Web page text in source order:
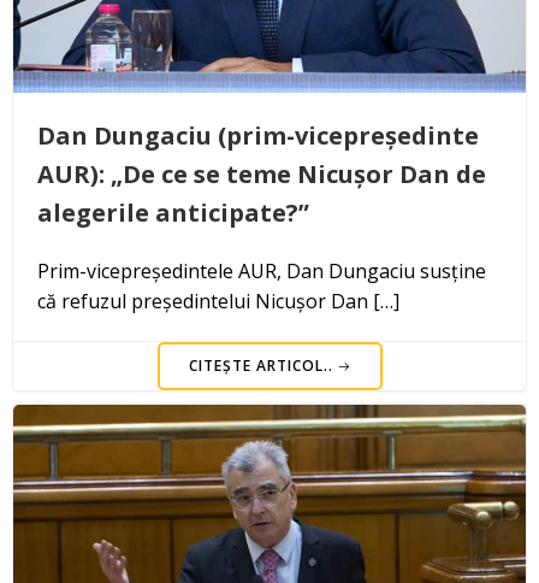
Dan Dungaciu (prim-vicepreședinte
AUR): „De ce se teme Nicușor Dan de
alegerile anticipate?”
Prim-vicepreședintele AUR, Dan Dungaciu susține
că refuzul președintelui Nicușor Dan […]
CITEȘTE ARTICOL..